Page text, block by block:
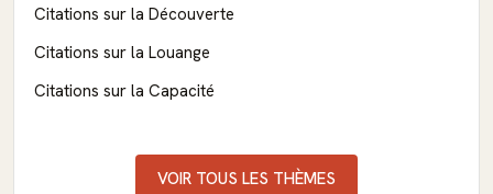
Citations sur la Découverte
Citations sur la Louange
Citations sur la Capacité
VOIR TOUS LES THÈMES